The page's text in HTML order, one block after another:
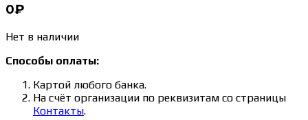
0₽
Нет в наличии
Способы оплаты:
Картой любого банка.
На счёт организации по реквизитам со страницы
Контакты.